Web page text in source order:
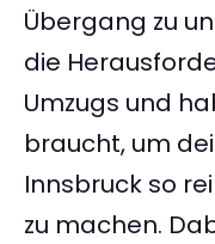
Übergang zu
die
Umzugs und
braucht, um
Innsbruck so
zu machen.